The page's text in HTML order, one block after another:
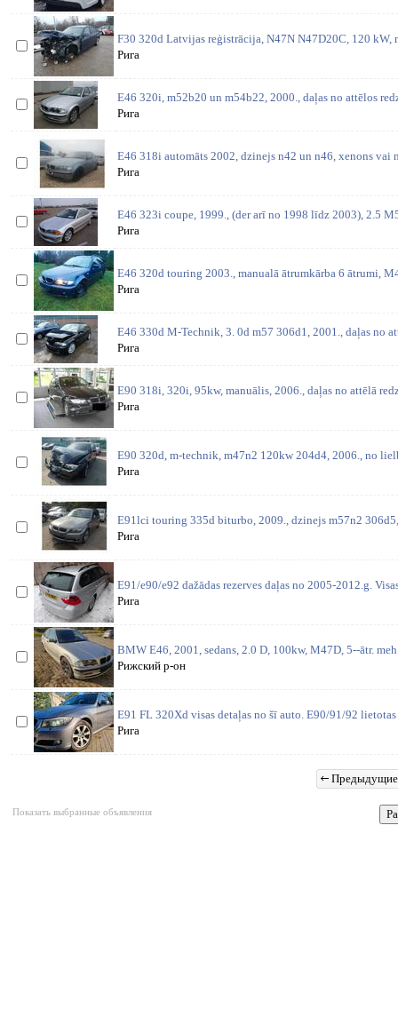
F30 320d Latvijas reģistrācija, N47N N47D20C, 120 kW,
Рига
E46 320i, m52b20 un m54b22, 2000., daļas no attēlos
Рига
E46 318i automāts 2002, dzinejs n42 un n46, xenons vai
Рига
E46 323i coupe, 1999., (der arī no 1998 līdz 2003), 2.5
Рига
E46 320d touring 2003., manualā ātrumkārba 6 ātrumi,
Рига
E46 330d M-Technik, 3. 0d m57 306d1, 2001., daļas no
Рига
E90 318i, 320i, 95kw, manuālis, 2006., daļas no attēlā
Рига
E90 320d, m-technik, m47n2 120kw 204d4, 2006., no
Рига
E91lci touring 335d biturbo, 2009., dzinejs m57n2
Рига
E91/e90/e92 dažādas rezerves daļas no 2005-2012.g.
Рига
BMW E46, 2001, sedans, 2.0 D, 100kw, M47D, 5--ātr.
Рижский р-он
E91 FL 320Xd visas detaļas no šī auto. E90/91/92
Рига
Предыдущие
Показать выбранные объявления